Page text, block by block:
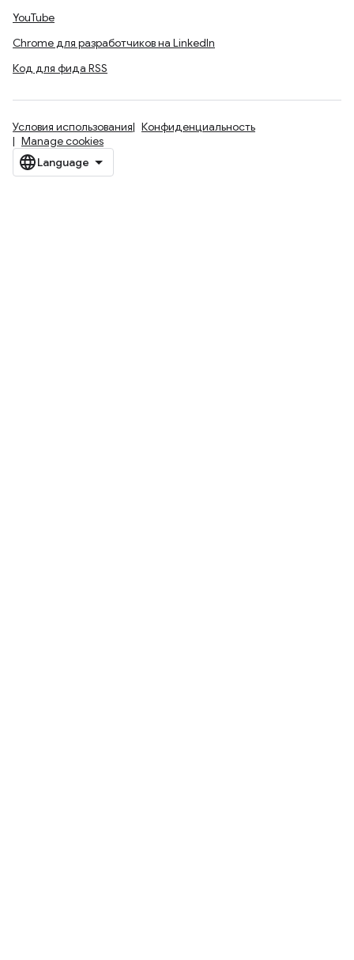
YouTube
Chrome для разработчиков на LinkedIn
Код для фида RSS
Условия использования
Конфиденциальность
Manage cookies